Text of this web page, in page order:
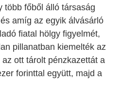
több főből álló társaság
amíg az egyik álvásárló
fiatal hölgy figyelmét,
pillanatban kiemelték az
ott tárolt pénzkazettát a
forinttal együtt, majd a